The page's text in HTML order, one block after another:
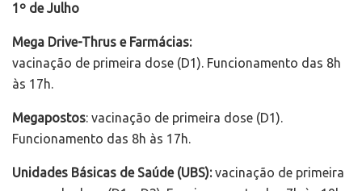
1º de Julho
Mega Drive-Thrus e Farmácias:
vacinação de primeira dose (D1). Funcionamento das 8h
às 17h.
Megapostos: vacinação de primeira dose (D1).
Funcionamento das 8h às 17h.
Unidades Básicas de Saúde (UBS):vacinação de primeira